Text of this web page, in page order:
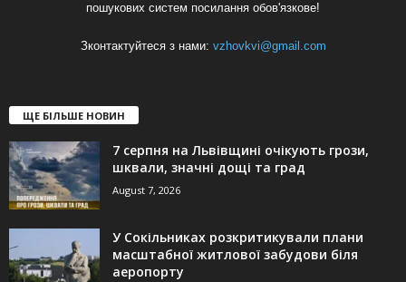
пошукових систем посилання обов'язкове!
Зконтактуйтеся з нами: vzhovkvi@gmail.com
ЩЕ БІЛЬШЕ НОВИН
7 серпня на Львівщині очікують грози,
шквали, значні дощі та град
August 7, 2026
У Сокільниках розкритикували плани
масштабної житлової забудови біля
аеропорту